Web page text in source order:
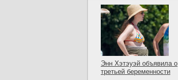
Энн Хэтэуэй объявила о
третьей беременности